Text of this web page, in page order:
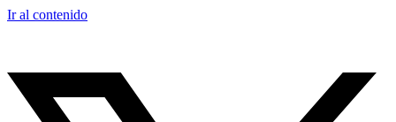
Ir al contenido